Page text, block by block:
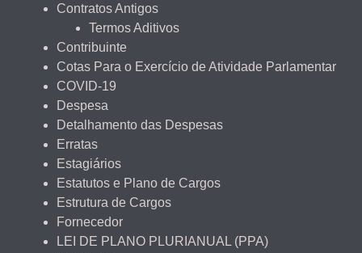
Contratos Antigos
Termos Aditivos
Contribuinte
Cotas Para o Exercício de Atividade Parlamentar
COVID-19
Despesa
Detalhamento das Despesas
Erratas
Estagiários
Estatutos e Plano de Cargos
Estrutura de Cargos
Fornecedor
LEI DE PLANO PLURIANUAL (PPA)